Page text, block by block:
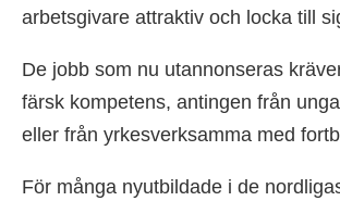
arbetsgivare attraktiv och locka till
De jobb som nu utannonseras
färsk kompetens, antingen från
eller från yrkesverksamma med
För många nyutbildade i de